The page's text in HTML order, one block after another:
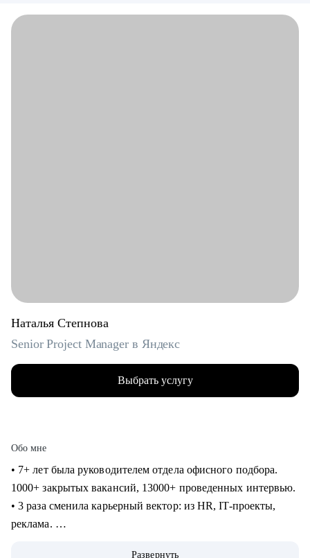
Наталья Степнова
Senior Project Manager в Яндекс
Выбрать услугу
Обо мне
• 7+ лет была руководителем отдела офисного подбора.
1000+ закрытых вакансий, 13000+ проведенных интервью.
• 3 раза сменила карьерный вектор: из HR, IT-проекты,
реклама.
Развернуть